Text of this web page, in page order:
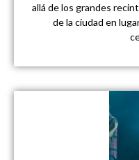
allá de los grandes
de la ciudad en